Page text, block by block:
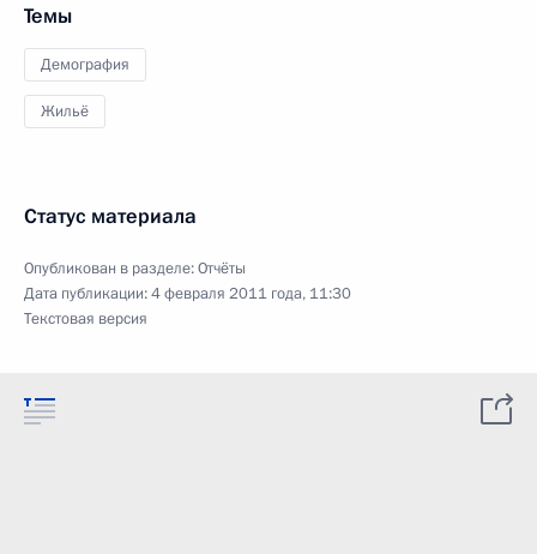
Темы
Демография
Жильё
Статус материала
Опубликован в разделе:Отчёты
Дата публикации:4 февраля 2011 года, 11:30
Текстовая версия